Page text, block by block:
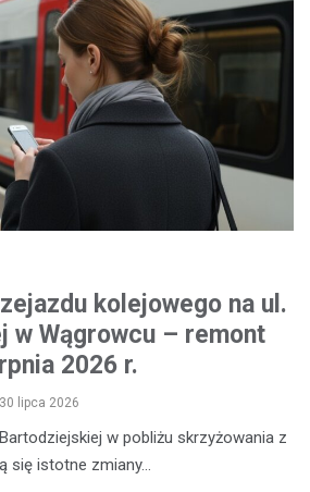
kolejowego na ul.
w Wągrowcu – remont
2026 r.
30 lipca 2026
w pobliżu skrzyżowania z
się istotne zmiany…